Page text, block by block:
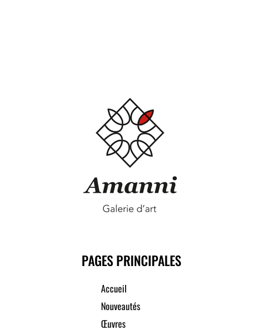
PAGES PRINCIPALES
Accueil
Nouveautés
Œuvres